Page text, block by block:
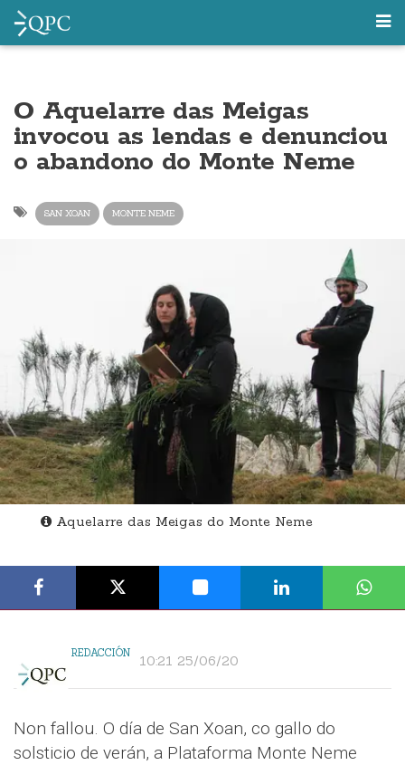
O Aquelarre das Meigas
invocou as lendas e denunciou
o abandono do Monte Neme
SAN XOAN MONTE NEME
Aquelarre das Meigas do Monte Neme
REDACCIÓN 10:21 25/06/20
Non fallou. O día de San Xoan, co gallo do
solsticio de verán, a Plataforma Monte Neme